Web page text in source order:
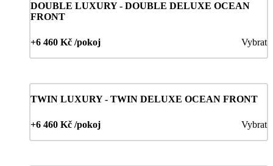
DOUBLE LUXURY - DOUBLE DELUXE OCEAN
FRONT
+6 460 Kč /pokoj Vybrat
TWIN LUXURY - TWIN DELUXE OCEAN FRONT
+6 460 Kč /pokoj Vybrat